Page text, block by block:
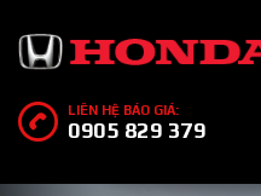
LIÊN HỆ BÁO GIÁ:
0905 829 379